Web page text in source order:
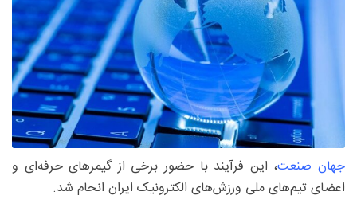
جهان صنعت، این فرآیند با حضور برخی از گیمرهای حرفه‌ای و
اعضای تیم‌های ملی ورزش‌های الکترونیک ایران انجام شد.